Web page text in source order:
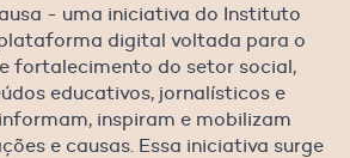
- uma iniciativa do Instituto
digital voltada para o
fortalecimento do setor social,
educativos, jornalísticos e
inspiram e mobilizam
e causas. Essa iniciativa surge